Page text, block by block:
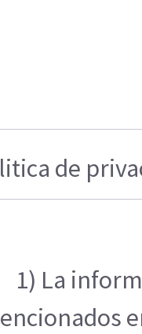
de
1) La